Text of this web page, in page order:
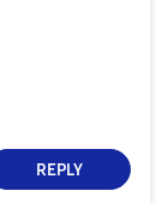
REPLY